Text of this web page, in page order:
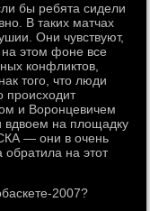
бы ребята сидели
В таких матчах
Они чувствуют,
на этом фоне все
конфликтов,
того, что люди
происходит
и Воронцевичем
вдвоем на площадку
— они в очень
на этот
2007?